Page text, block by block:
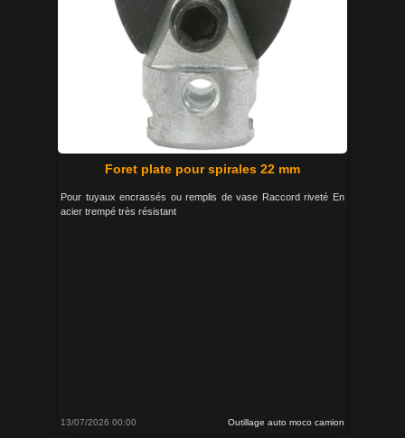
Foret plate pour spirales 22 mm
Pour tuyaux encrassés ou remplis de vase Raccord riveté En
acier trempé très résistant
13/07/2026 00:00 Outillage auto moco camion